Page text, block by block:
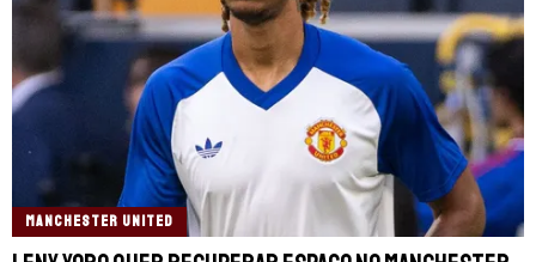
MANCHESTER UNITED